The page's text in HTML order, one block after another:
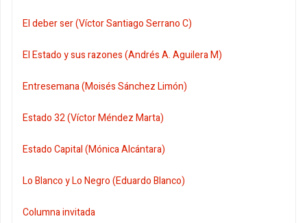
El deber ser (Víctor Santiago Serrano C)
El Estado y sus razones (Andrés A. Aguilera M)
Entresemana (Moisés Sánchez Limón)
Estado 32 (Víctor Méndez Marta)
Estado Capital (Mónica Alcántara)
Lo Blanco y Lo Negro (Eduardo Blanco)
Columna invitada